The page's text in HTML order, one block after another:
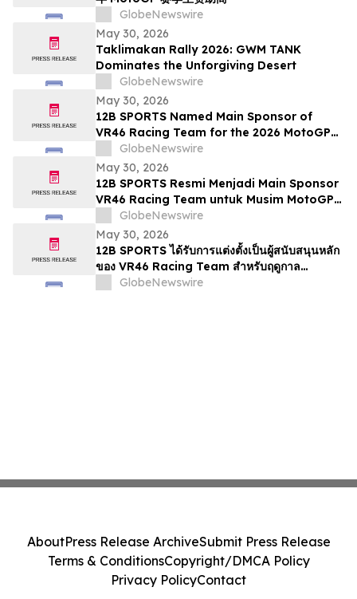
GlobeNewswire
May 30, 2026
Taklimakan Rally 2026: GWM TANK
Dominates the Unforgiving Desert
GlobeNewswire
May 30, 2026
12B SPORTS Named Main Sponsor of
VR46 Racing Team for the 2026 MotoGP
SeasonGlobeNewswire
May 30, 2026
12B SPORTS Resmi Menjadi Main Sponsor
VR46 Racing Team untuk Musim MotoGP
2026GlobeNewswire
May 30, 2026
12B SPORTS ได้รับการแต่งตั้งเป็นผู้สนับสนุนหลัก
ของ VR46 Racing Team สำหรับฤดูกาล
MotoGP 2026
GlobeNewswire
AboutPress Release ArchiveSubmit Press Release
Terms & ConditionsCopyright/DMCA Policy
Privacy PolicyContact